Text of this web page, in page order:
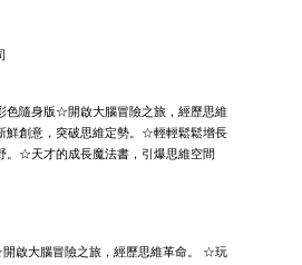
色隨身版☆開啟大腦冒險之旅，經歷思維
鮮創意，突破思維定勢。☆輕輕鬆鬆增長
。☆天才的成長魔法書，引爆思維空間
啟大腦冒險之旅，經歷思維革命。 ☆玩